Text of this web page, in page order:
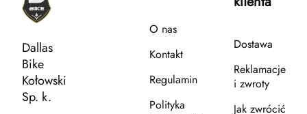
Dallas
Bike
Kołowski
Sp. k.
O nas
Kontakt
Regulamin
Polityka
Dostawa
Reklamacje
i zwroty
Jak zwrócić